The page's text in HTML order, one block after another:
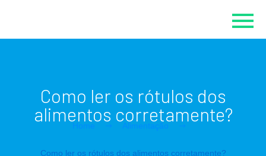
Como ler os rótulos dos
alimentos corretamente?
Como ler os rótulos dos alimentos corretamente?